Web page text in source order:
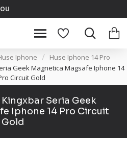
Iphone
Huse Iphone 14 Pro
Geek Magnetica Magsafe Iphone 14
Circuit Gold
Seria Geek
Iphone 14 Pro Circuit
Gold